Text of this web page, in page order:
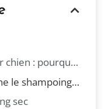
Shampoing sec pour chien : pourquoi l'utiliser ?
Comment fonctionne le shampoing sec pour chien ?
sec